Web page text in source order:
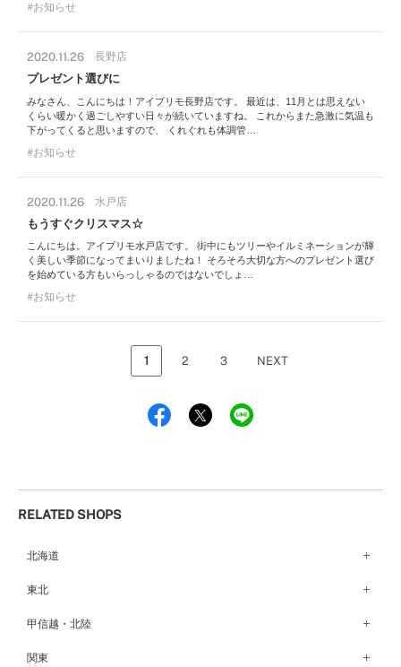
お知らせ
2020.11.26 長野店
プレゼント選びに
みなさん、こんにちは！アイプリモ長野店です。 最近は、11月とは思えない
くらい暖かく過ごしやすい日々が続いていますね。 これからまた急激に気温も
下がってくると思いますので、 くれぐれも体調管…
お知らせ
2020.11.26 水戸店
もうすぐクリスマス☆
こんにちは。アイプリモ水戸店です。 街中にもツリーやイルミネーションが輝
く美しい季節になってまいりましたね！ そろそろ大切な方へのプレゼント選び
を始めている方もいらっしゃるのではないでしょ…
お知らせ
1 2 3 NEXT
RELATED SHOPS
北海道
札幌店（134）
東北
弘前パークホテル店（180）
甲信越・北陸
甲府店（63）
関東